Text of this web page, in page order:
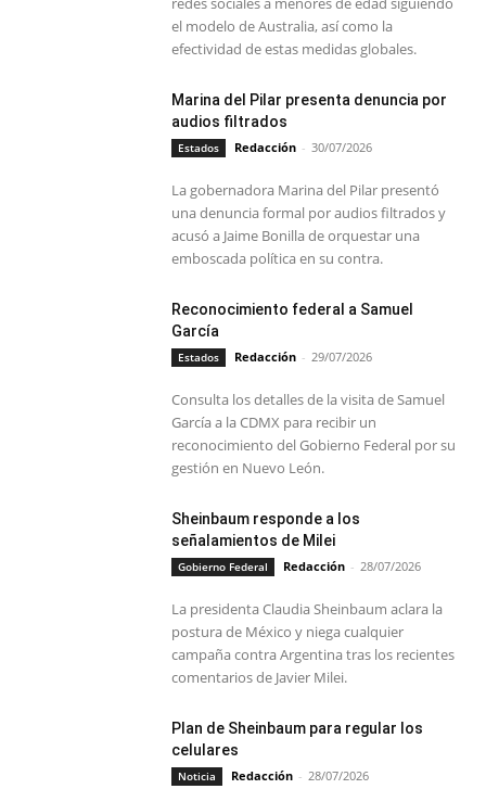
el modelo de Australia, así como la
efectividad de estas medidas globales.
Marina del Pilar presenta denuncia por
audios filtrados
Estados Redacción - 30/07/2026
La gobernadora Marina del Pilar presentó
una denuncia formal por audios filtrados y
acusó a Jaime Bonilla de orquestar una
emboscada política en su contra.
Reconocimiento federal a Samuel
García
Estados Redacción - 29/07/2026
Consulta los detalles de la visita de Samuel
García a la CDMX para recibir un
reconocimiento del Gobierno Federal por su
gestión en Nuevo León.
Sheinbaum responde a los
señalamientos de Milei
Gobierno Federal Redacción - 28/07/2026
La presidenta Claudia Sheinbaum aclara la
postura de México y niega cualquier
campaña contra Argentina tras los recientes
comentarios de Javier Milei.
Plan de Sheinbaum para regular los
celulares
Noticia Redacción - 28/07/2026